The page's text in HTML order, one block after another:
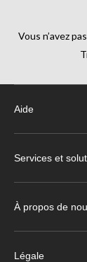
Vous n’avez
Aide
Services et
À propos de
Légale